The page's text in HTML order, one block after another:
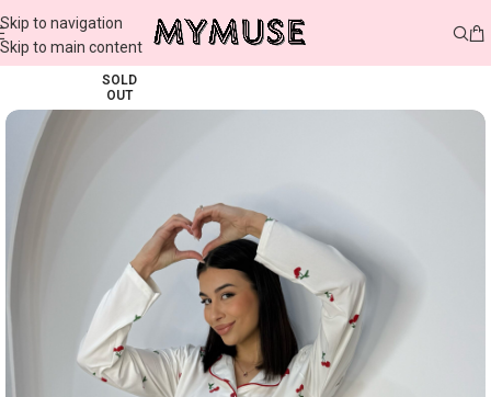
Skip to navigation
Skip to main content
SOLD
OUT